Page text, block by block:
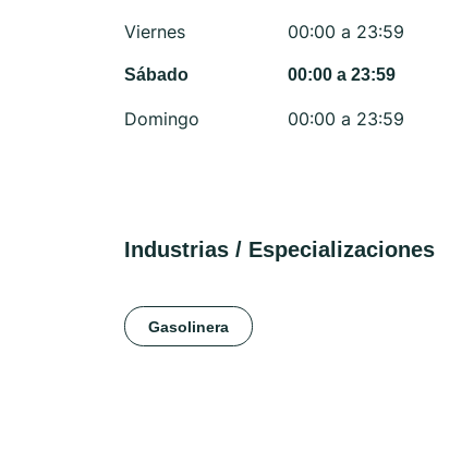
Viernes
00:00 a 23:59
Sábado 00:00 a 23:59
Domingo 00:00 a 23:59
Industrias / Especializaciones
Gasolinera